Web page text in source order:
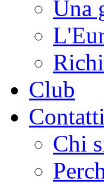
Una
Club
Contatti
Chi